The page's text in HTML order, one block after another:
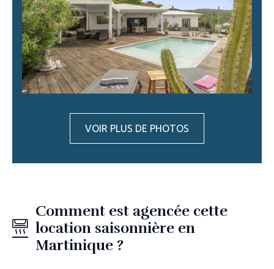
VOIR PLUS DE PHOTOS
Comment est agencée cette
location saisonnière en
Martinique ?